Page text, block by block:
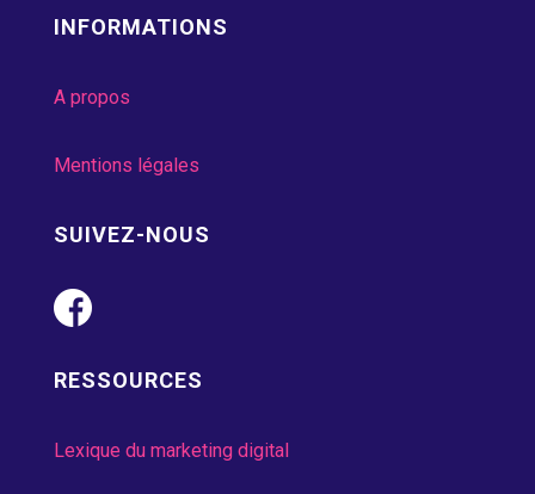
INFORMATIONS
A propos
Mentions légales
SUIVEZ-NOUS
RESSOURCES
Lexique du marketing digital